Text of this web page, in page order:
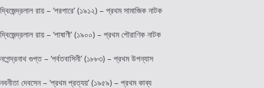
দ্বিজেন্দ্রলাল রায় – ‘পরপারে’ (১৯১২) – প্রথম সামাজিক নাটক
দ্বিজেন্দ্রলাল রায় – ‘পাষাণী’ (১৯০০) – প্রথম পৌরাণিক নাটক
নগেন্দ্রনাথ গুপ্ত – ‘পর্বতবাসিনী’ (১৮৮৩) – প্রথম উপন্যাস
নবনীতা দেবসেন – ‘প্রথম প্রত্যয়’ (১৯৫৯) – প্রথম কাব্য